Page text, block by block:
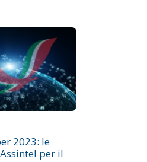
2023: le
per il